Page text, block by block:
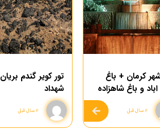
کرمان + باغ
و باغ شاهزاده
۲ سال قبل
تور کویر گندم بریان
شهداد
۲ سال قبل